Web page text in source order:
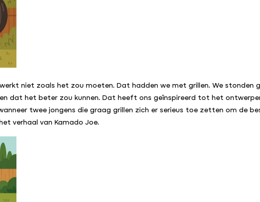
niet zoals het zou moeten. Dat hadden we met grillen. We stonden
dat het beter zou kunnen. Dat heeft ons geïnspireerd tot het
twee jongens die graag grillen zich er serieus toe zetten om de
verhaal van Kamado Joe.